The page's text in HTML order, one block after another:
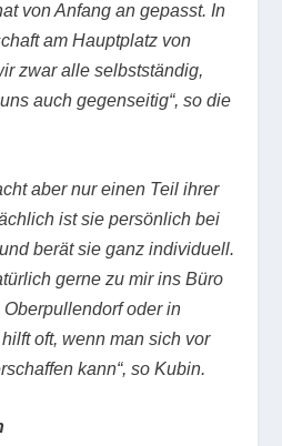
von Anfang an gepasst. In
am Hauptplatz von
zwar alle selbstständig,
auch gegenseitig“, so die
aber nur einen Teil ihrer
ist sie persönlich bei
berät sie ganz individuell.
gerne zu mir ins Büro
oder in
oft, wenn man sich vor
kann“, so Kubin.